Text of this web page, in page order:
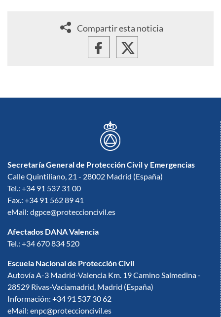
Compartir esta noticia
Secretaría General de Protección Civil y Emergencias
Calle Quintiliano, 21 - 28002 Madrid (España)
Tel.: +34 91 537 31 00
Fax.: +34 91 562 89 41
eMail: dgpce@proteccioncivil.es
Afectados DANA Valencia
Tel.: +34 670 834 520
Escuela Nacional de Protección Civil
Autovía A-3 Madrid-Valencia Km. 19 Camino Salmedina -
28529 Rivas-Vaciamadrid, Madrid (España)
Información: +34 91 537 30 62
eMail: enpc@proteccioncivil.es